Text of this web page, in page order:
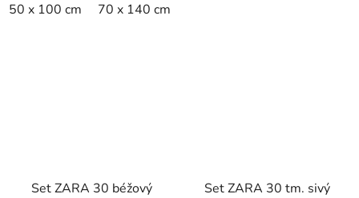
50 x 100 cm 70 x 140 cm
Set ZARA 30 béžový Set ZARA 30 tm. sivý